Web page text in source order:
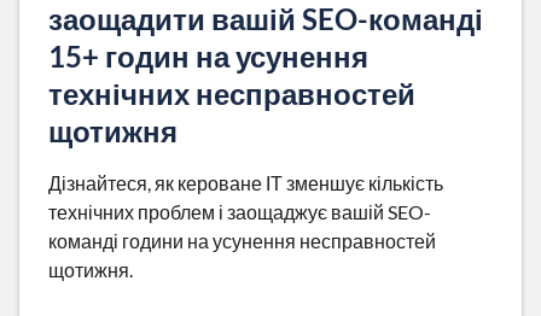
заощадити вашій SEO-команді
15+ годин на усунення
технічних несправностей
щотижня
Дізнайтеся, як кероване ІТ зменшує кількість
технічних проблем і заощаджує вашій SEO-
команді години на усунення несправностей
щотижня.